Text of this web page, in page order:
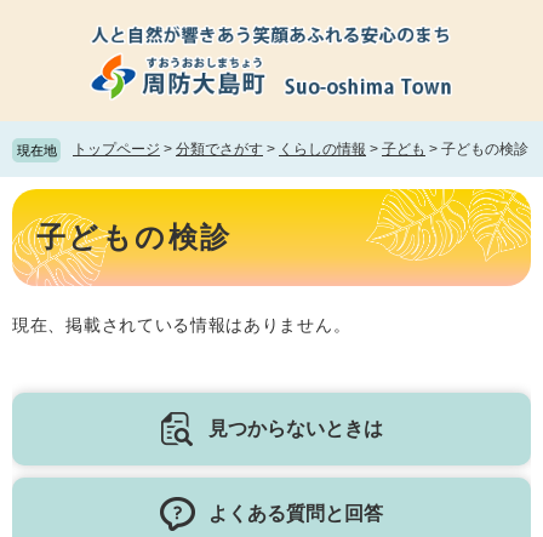
頭
で
す。
飛
ば
て
本
文
現在地 トップページ > 分類でさがす > くらしの情報 > 子ども > 子どもの検診
本
文 子どもの検診
現在、掲載されている情報はありません。
見つからないときは
よくある質問と回答